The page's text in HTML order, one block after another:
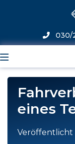
030/
eines
Veröffentlicht